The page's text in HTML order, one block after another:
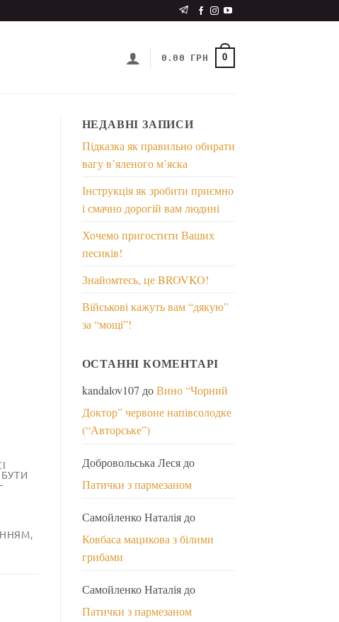
0.00 ГРН 0
НЕДАВНІ ЗАПИСИ
Підказка як правильно обирати
вагу в’яленого м’яска
Інструкція як зробити приємно
і смачно дорогій вам людині
Хочемо пригостити Ваших
песиків!
Знайомтесь, це BROVKO!
Військові кажуть вам “дякую”
за “мощі”!
ОСТАННІ КОМЕНТАРІ
kandalov107 доВино “Чорний
Доктор” червоне напівсолодке
(“Авторське”)
Добровольська Лесядо
Патички з пармезаном
Самойленко Наталіядо
Ковбаса мацикова з білими
грибами
Самойленко Наталіядо
Патички з пармезаном